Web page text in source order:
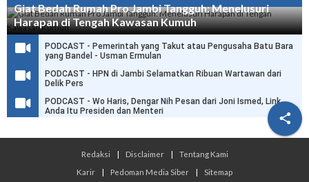

Giat Bedah Rumah Pro Jambi Tangguh: Menelusuri
Harapan di Tengah Kawasan Kumuh
PODCAST - Pemerintah yang Takut atau Pengusaha Batu Bara
yang Bandel - Usman Ermulan
PODCAST - HPN di Jambi Selamatkan Ribuan Wartawan dari
Delik Pers
PODCAST - Wo Haris, Dengar Nih Pesan dari Joni Ismed, Link
Anda Itu Presiden dan Menteri
Redaksi | Disclaimer |
Tentang Kami
Karir
| Pedoman Media Siber | Sitemap